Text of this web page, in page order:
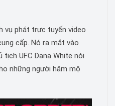
vụ phát trực tuyến video
cấp. Nó ra mắt vào
tịch UFC Dana White nói
những người hâm mộ